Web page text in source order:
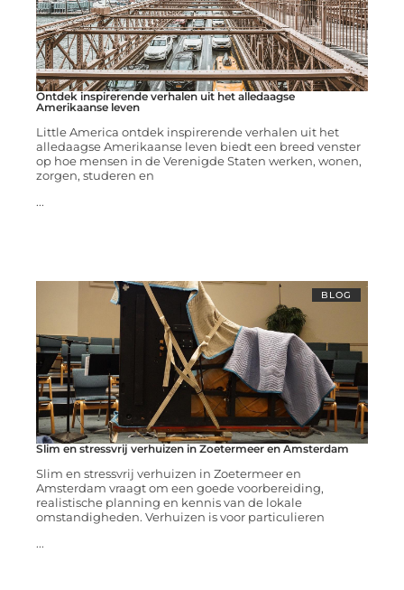
Ontdek inspirerende verhalen uit het alledaagse
Amerikaanse leven
Little America ontdek inspirerende verhalen uit het
alledaagse Amerikaanse leven biedt een breed venster
op hoe mensen in de Verenigde Staten werken, wonen,
zorgen, studeren en
...
BLOG
Slim en stressvrij verhuizen in Zoetermeer en Amsterdam
Slim en stressvrij verhuizen in Zoetermeer en
Amsterdam vraagt om een goede voorbereiding,
realistische planning en kennis van de lokale
omstandigheden. Verhuizen is voor particulieren
...